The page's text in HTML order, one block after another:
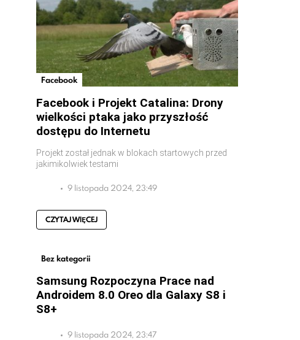
Facebook
Facebook i Projekt Catalina: Drony
wielkości ptaka jako przyszłość
dostępu do Internetu
Projekt został jednak w blokach startowych przed
jakimikolwiek testami
9 listopada 2024, 23:49
CZYTAJ WIĘCEJ
Bez kategorii
Samsung Rozpoczyna Prace nad
Androidem 8.0 Oreo dla Galaxy S8 i
S8+
9 listopada 2024, 23:47